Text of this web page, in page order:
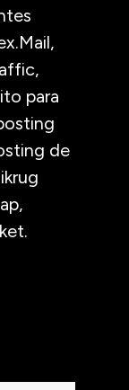
para
de